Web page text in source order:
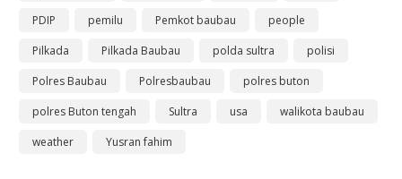
PDIP
pemilu Pemkot baubau
people
Pilkada
Pilkada Baubau polda sultra
polisi
Polres Baubau
Polresbaubau
polres buton
polres Buton tengah
Sultra usa
walikota baubau
weather
Yusran fahim